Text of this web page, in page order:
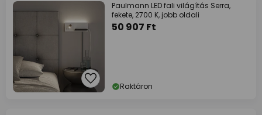
Paulmann LED fali világítás Serra,
fekete, 2700 K, jobb oldali
50 907 Ft
Raktáron